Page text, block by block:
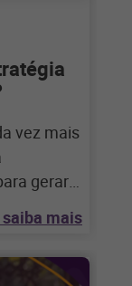
vez mais
gerar
saiba mais